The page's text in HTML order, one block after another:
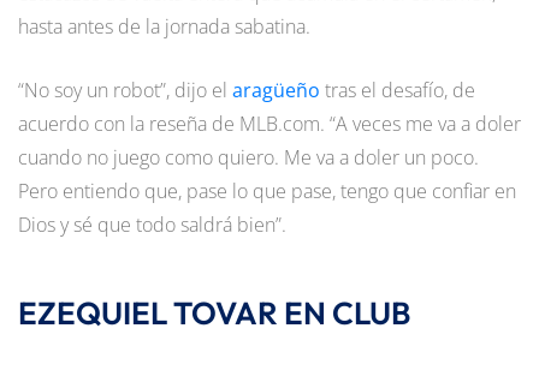
hasta antes de la jornada sabatina.
“No soy un robot”, dijo el aragüeño tras el desafío, de
acuerdo con la reseña de MLB.com. “A veces me va a doler
cuando no juego como quiero. Me va a doler un poco.
Pero entiendo que, pase lo que pase, tengo que confiar en
Dios y sé que todo saldrá bien”.
EZEQUIEL TOVAR EN CLUB